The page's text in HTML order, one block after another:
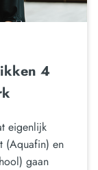
4
eigenlijk
(Aquafin) en
gaan